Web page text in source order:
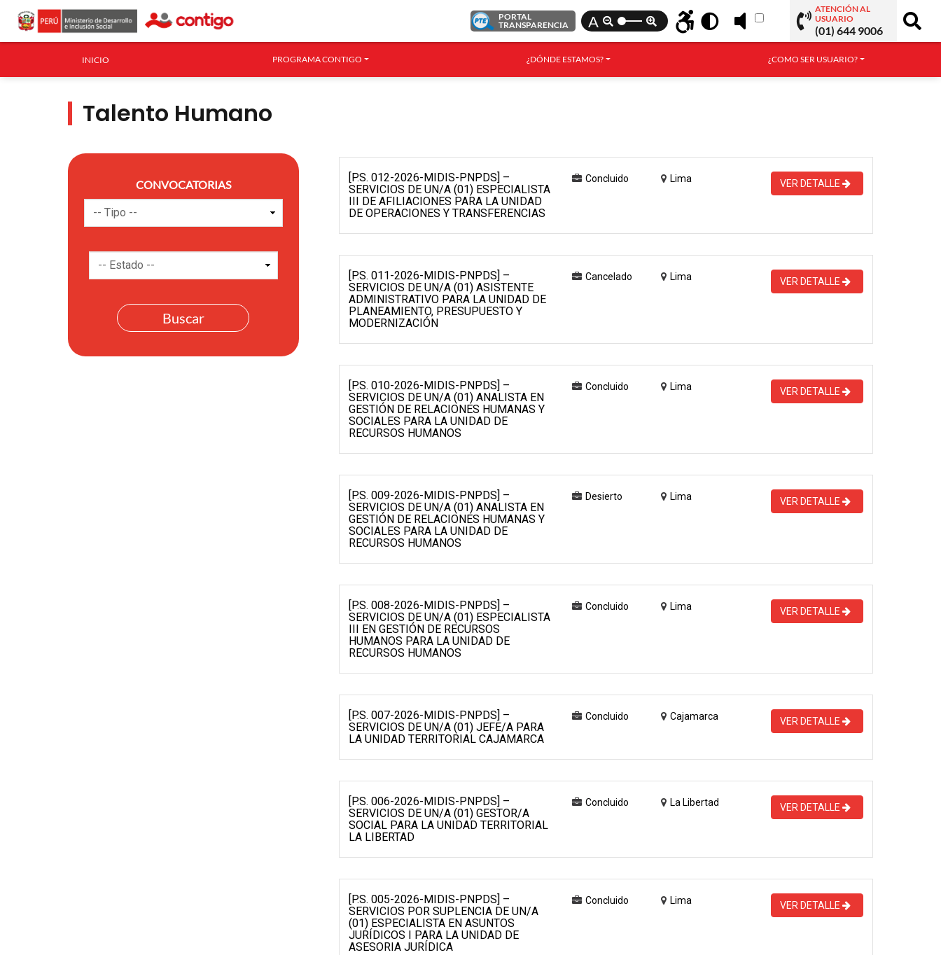
PORTAL
TRANSPARENCIA
A
ATENCIÓN AL
USUARIO
(01) 644 9006
INICIO PROGRAMA CONTIGO ¿DÓNDE ESTAMOS? ¿COMO SER USUARIO?
Talento Humano
CONVOCATORIAS
[P.S. 012-2026-MIDIS-PNPDS] –
SERVICIOS DE UN/A (01) ESPECIALISTA
III DE AFILIACIONES PARA LA UNIDAD
DE OPERACIONES Y TRANSFERENCIAS
Concluido Lima VER DETALLE
[P.S. 011-2026-MIDIS-PNPDS] –
SERVICIOS DE UN/A (01) ASISTENTE
ADMINISTRATIVO PARA LA UNIDAD DE
PLANEAMIENTO, PRESUPUESTO Y
MODERNIZACIÓN
Cancelado Lima VER DETALLE
[P.S. 010-2026-MIDIS-PNPDS] –
SERVICIOS DE UN/A (01) ANALISTA EN
GESTIÓN DE RELACIONES HUMANAS Y
SOCIALES PARA LA UNIDAD DE
RECURSOS HUMANOS
Concluido Lima VER DETALLE
[P.S. 009-2026-MIDIS-PNPDS] –
SERVICIOS DE UN/A (01) ANALISTA EN
GESTIÓN DE RELACIONES HUMANAS Y
SOCIALES PARA LA UNIDAD DE
RECURSOS HUMANOS
Desierto Lima VER DETALLE
[P.S. 008-2026-MIDIS-PNPDS] –
SERVICIOS DE UN/A (01) ESPECIALISTA
III EN GESTIÓN DE RECURSOS
HUMANOS PARA LA UNIDAD DE
RECURSOS HUMANOS
Concluido Lima VER DETALLE
[P.S. 007-2026-MIDIS-PNPDS] –
SERVICIOS DE UN/A (01) JEFE/A PARA
LA UNIDAD TERRITORIAL CAJAMARCA
Concluido Cajamarca VER DETALLE
[P.S. 006-2026-MIDIS-PNPDS] –
SERVICIOS DE UN/A (01) GESTOR/A
SOCIAL PARA LA UNIDAD TERRITORIAL
LA LIBERTAD
Concluido La Libertad VER DETALLE
[P.S. 005-2026-MIDIS-PNPDS] –
SERVICIOS POR SUPLENCIA DE UN/A
(01) ESPECIALISTA EN ASUNTOS
JURÍDICOS I PARA LA UNIDAD DE
ASESORIA JURÍDICA
Concluido Lima VER DETALLE